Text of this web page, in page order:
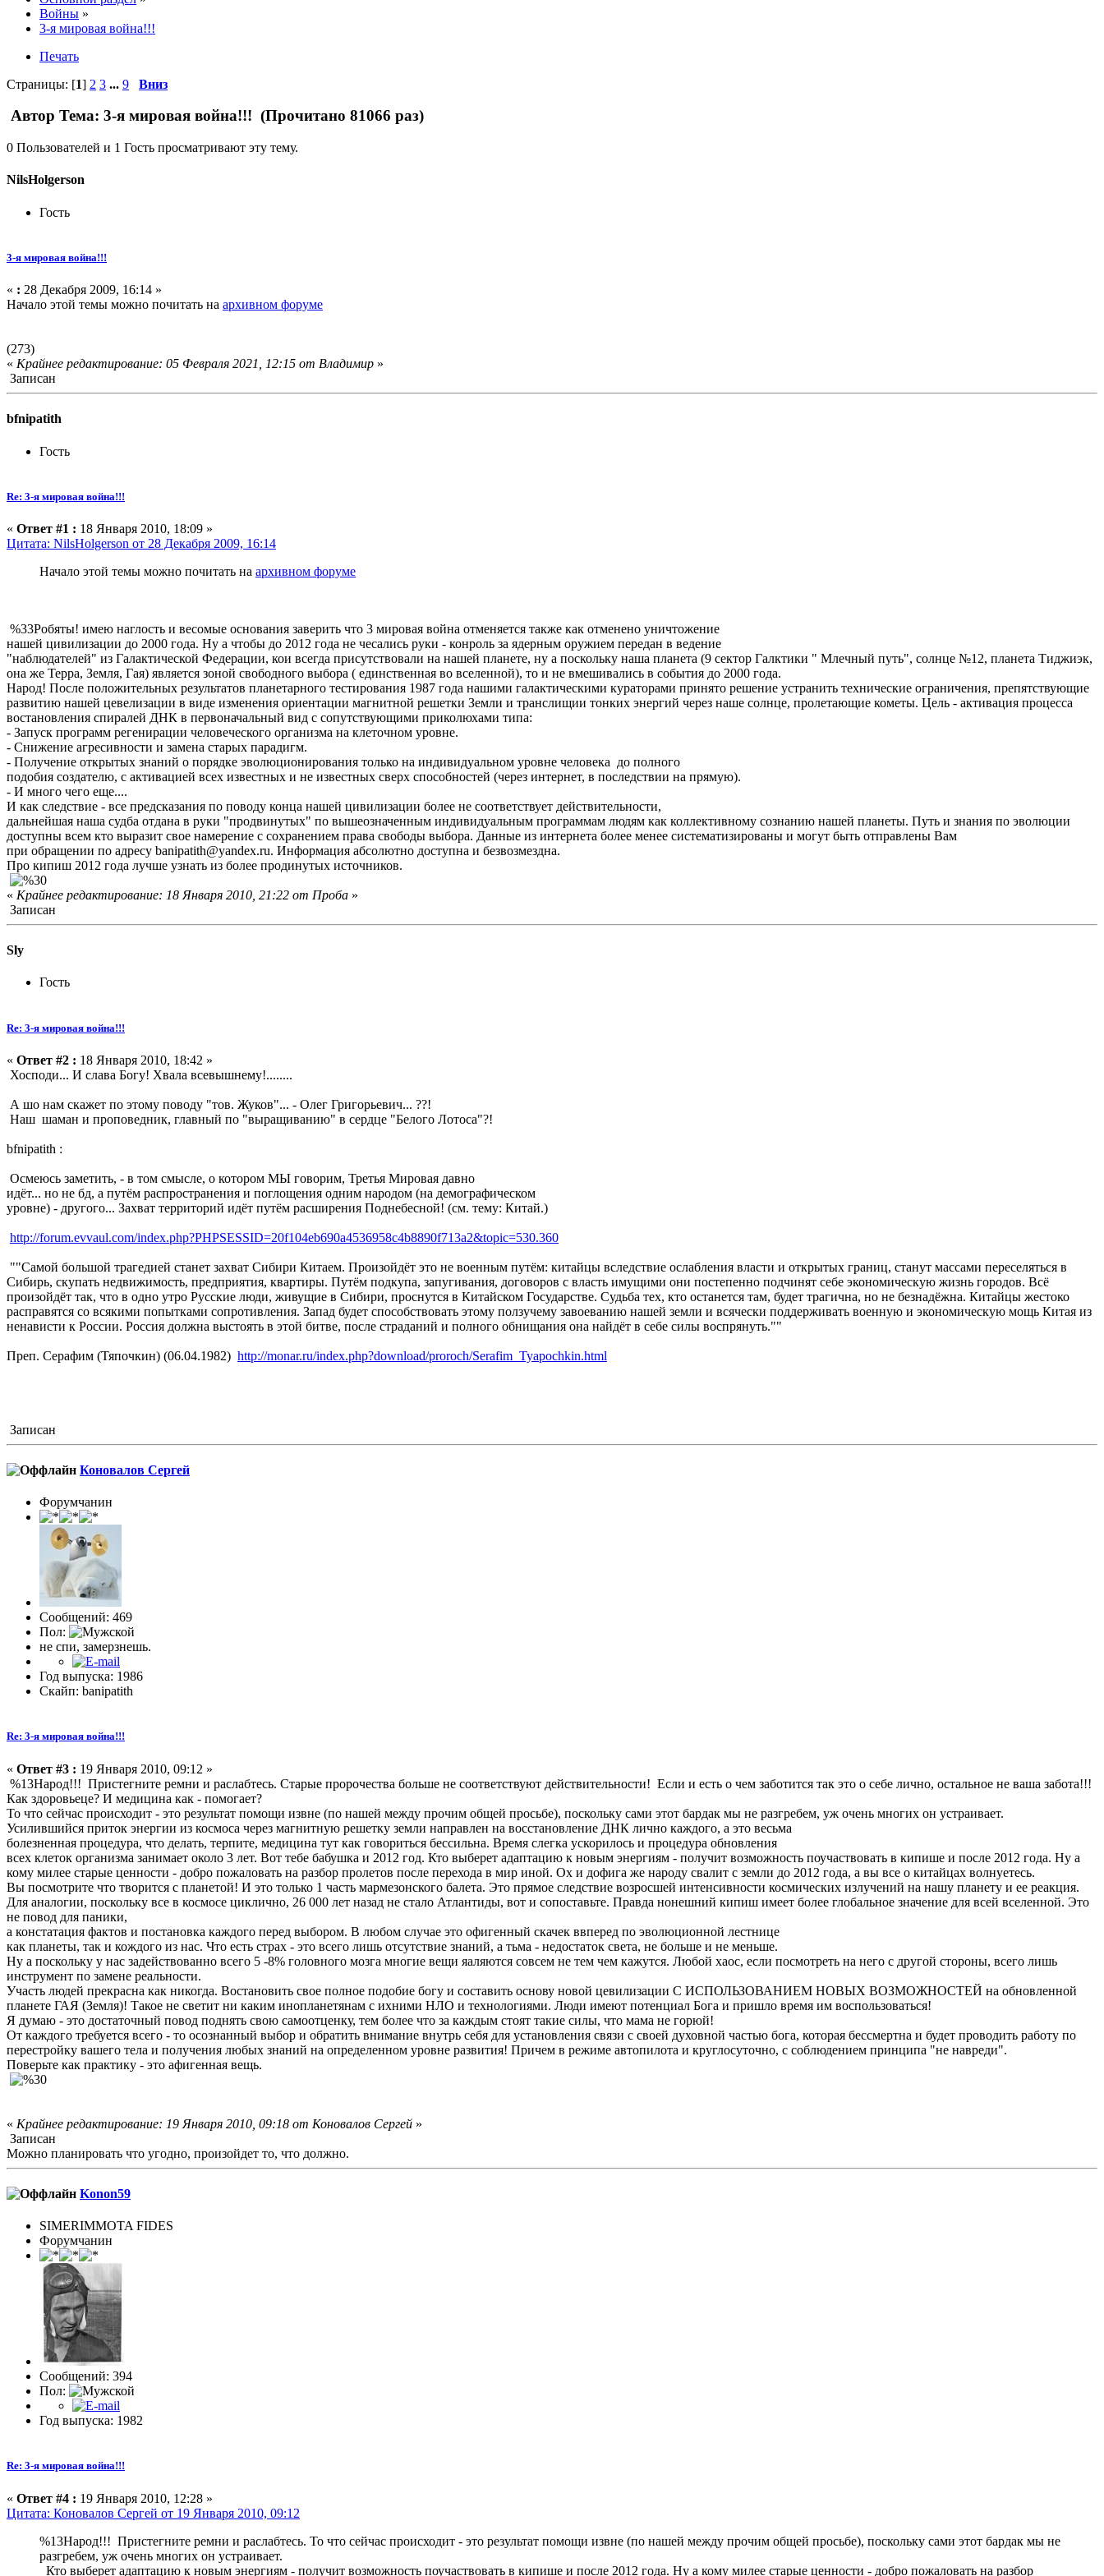
Войны »
3-я мировая война!!!
Печать
Страницы: [1] 2 3 ... 9 Вниз
Автор Тема: 3-я мировая война!!! (Прочитано 81066 раз)
0 Пользователей и 1 Гость просматривают эту тему.
NilsHolgerson
Гость
3-я мировая война!!!
« : 28 Декабря 2009, 16:14 »
Начало этой темы можно почитать на архивном форуме
(273)
« Крайнее редактирование: 05 Февраля 2021, 12:15 от Влaдимир »
Записан
bfnipatith
Гость
Re: 3-я мировая война!!!
« Ответ #1 : 18 Января 2010, 18:09 »
Цитата: NilsHolgerson от 28 Декабря 2009, 16:14
Начало этой темы можно почитать на архивном форуме
%33Робяты! имею наглость и весомые основания заверить что 3 мировая война отменяется также как отменено уничтожение
нашей цивилизации до 2000 года. Ну а чтобы до 2012 года не чесались руки - конроль за ядерным оружием передан в ведение
"наблюдателей" из Галактической Федерации, кои всегда присутствовали на нашей планете, ну а поскольку наша планета (9 сектор Галктики " Млечный путь", солнце №12, планета Тиджиэк,
она же Терра, Земля, Гая) является зоной свободного выбора ( единственная во вселенной), то и не вмешивались в события до 2000 года.
Народ! После положительных результатов планетарного тестирования 1987 года нашими галактическими кураторами принято решение устранить технические ограничения, препятствующие
развитию нашей цевелизации в виде изменения ориентации магнитной решетки Земли и транслищии тонких энергий через наше солнце, пролетающие кометы. Цель - активация процесса
востановления спиралей ДНК в первоначальный вид с сопутствующими приколюхами типа:
- Запуск программ регенирации человеческого организма на клеточном уровне.
- Снижение агресивности и замена старых парадигм.
- Получение открытых знаний о порядке эволюционирования только на индивидуальном уровне человека до полного
подобия создателю, с активацией всех известных и не известных сверх способностей (через интернет, в последствии на прямую).
- И много чего еще....
И как следствие - все предсказания по поводу конца нашей цивилизации более не соответствует действительности,
дальнейшая наша судба отдана в руки "продвинутых" по вышеозначенным индивидуальным программам людям как коллективному сознанию нашей планеты. Путь и знания по эволюции
доступны всем кто выразит свое намерение с сохранением права свободы выбора. Данные из интернета более менее систематизированы и могут быть отправлены Вам
при обращении по адресу banipatith@yandex.ru. Информация абсолютно доступна и безвозмездна.
Про кипиш 2012 года лучше узнать из более продинутых источников.
« Крайнее редактирование: 18 Января 2010, 21:22 от Проба »
Записан
Sly
Гость
Re: 3-я мировая война!!!
« Ответ #2 : 18 Января 2010, 18:42 »
Хосподи... И слава Богу! Хвала всевышнему!........
А шо нам скажет по этому поводу "тов. Жуков"... - Олег Григорьевич... ??!
Наш шаман и проповедник, главный по "выращиванию" в сердце "Белого Лотоса"?!
bfnipatith :
Осмеюсь заметить, - в том смысле, о котором МЫ говорим, Третья Мировая давно
идёт... но не бд, а путём распространения и поглощения одним народом (на демографическом
уровне) - другого... Захват территорий идёт путём расширения Поднебесной! (см. тему: Китай.)
http://forum.evvaul.com/index.php?PHPSESSID=20f104eb690a4536958c4b8890f713a2&topic=530.360
""Самой большой трагедией станет захват Сибири Китаем. Произойдёт это не военным путём: китайцы вследствие ослабления власти и открытых границ, станут массами переселяться в
Сибирь, скупать недвижимость, предприятия, квартиры. Путём подкупа, запугивания, договоров с власть имущими они постепенно подчинят себе экономическую жизнь городов. Всё
произойдёт так, что в одно утро Русские люди, живущие в Сибири, проснутся в Китайском Государстве. Судьба тех, кто останется там, будет трагична, но не безнадёжна. Китайцы жестоко
расправятся со всякими попытками сопротивления. Запад будет способствовать этому ползучему завоеванию нашей земли и всячески поддерживать военную и экономическую мощь Китая из
ненависти к России. Россия должна выстоять в этой битве, после страданий и полного обнищания она найдёт в себе силы воспрянуть.""
Преп. Серафим (Тяпочкин) (06.04.1982) http://monar.ru/index.php?download/proroch/Serafim_Tyapochkin.html
Записан
Коновалов Сергей
Форумчанин
Сообщений: 469
Пол:
не спи, замерзнешь.
Год выпуска: 1986
Скайп: banipatith
Re: 3-я мировая война!!!
« Ответ #3 : 19 Января 2010, 09:12 »
%13Народ!!! Пристегните ремни и раслабтесь. Старые пророчества больше не соответствуют действительности! Если и есть о чем заботится так это о себе лично, остальное не ваша забота!!!
Как здоровьеце? И медицина как - помогает?
То что сейчас происходит - это результат помощи извне (по нашей между прочим общей просьбе), поскольку сами этот бардак мы не разгребем, уж очень многих он устраивает.
Усилившийся приток энергии из космоса через магнитную решетку земли направлен на восстановление ДНК лично каждого, а это весьма
болезненная процедура, что делать, терпите, медицина тут как говориться бессильна. Время слегка ускорилось и процедура обновления
всех клеток организма занимает около 3 лет. Вот тебе бабушка и 2012 год. Кто выберет адаптацию к новым энергиям - получит возможность поучаствовать в кипише и после 2012 года. Ну а
кому милее старые ценности - добро пожаловать на разбор пролетов после перехода в мир иной. Ох и дофига же народу свалит с земли до 2012 года, а вы все о китайцах волнуетесь.
Вы посмотрите что творится с планетой! И это только 1 часть мармезонского балета. Это прямое следствие возросшей интенсивности космических излучений на нашу планету и ее реакция.
Для аналогии, поскольку все в космосе циклично, 26 000 лет назад не стало Атлантиды, вот и сопоставьте. Правда нонешний кипиш имеет более глобальное значение для всей вселенной. Это
не повод для паники,
а констатация фактов и постановка каждого перед выбором. В любом случае это офигенный скачек ввперед по эволюционной лестнице
как планеты, так и кождого из нас. Что есть страх - это всего лишь отсутствие знаний, а тьма - недостаток света, не больше и не меньше.
Ну а поскольку у нас задействованно всего 5 -8% головного мозга многие вещи яаляются совсем не тем чем кажутся. Любой хаос, если посмотреть на него с другой стороны, всего лишь
инструмент по замене реальности.
Участь людей прекрасна как никогда. Востановить свое полное подобие богу и составить основу новой цевилизации С ИСПОЛЬЗОВАНИЕМ НОВЫХ ВОЗМОЖНОСТЕЙ на обновленной
планете ГАЯ (Земля)! Такое не светит ни каким инопланетянам с ихними НЛО и технологиями. Люди имеют потенциал Бога и пришло время им воспользоваться!
Я думаю - это достаточный повод поднять свою самоотценку, тем более что за каждым стоят такие силы, что мама не горюй!
От каждого требуется всего - то осознанный выбор и обратить внимание внутрь себя для установления связи с своей духовной частью бога, которая бессмертна и будет проводить работу по
перестройку вашего тела и получения любых знаний на определенном уровне развития! Причем в режиме автопилота и круглосуточно, с соблюдением принципа "не навреди".
Поверьте как практику - это афигенная вещь.
« Крайнее редактирование: 19 Января 2010, 09:18 от Коновалов Сергей »
Записан
Можно планировать что угодно, произойдет то, что должно.
Konon59
SIMERIMMOTA FIDES
Форумчанин
Сообщений: 394
Пол:
Год выпуска: 1982
Re: 3-я мировая война!!!
« Ответ #4 : 19 Января 2010, 12:28 »
Цитата: Коновалов Сергей от 19 Января 2010, 09:12
%13Народ!!! Пристегните ремни и раслабтесь. То что сейчас происходит - это результат помощи извне (по нашей между прочим общей просьбе), поскольку сами этот бардак мы не
разгребем, уж очень многих он устраивает.
Кто выберет адаптацию к новым энергиям - получит возможность поучаствовать в кипише и после 2012 года. Ну а кому милее старые ценности - добро пожаловать на разбор